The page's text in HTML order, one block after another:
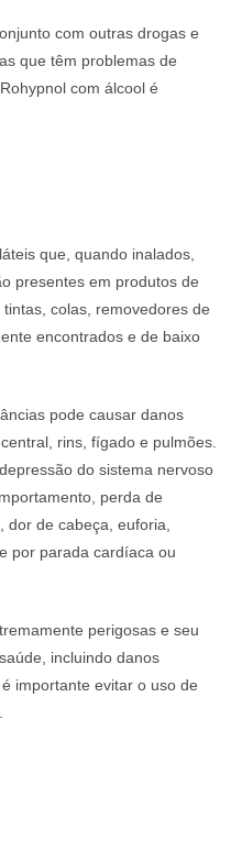
com outras drogas e
que têm problemas de
com álcool é
que, quando inalados,
presentes em produtos de
colas, removedores de
encontrados e de baixo
pode causar danos
rins, fígado e pulmões.
do sistema nervoso
perda de
de cabeça, euforia,
por parada cardíaca ou
perigosas e seu
incluindo danos
importante evitar o uso de